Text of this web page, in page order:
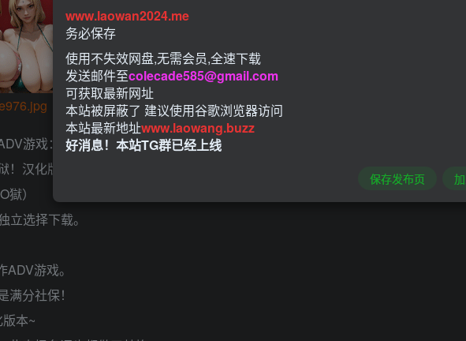
游戏：
汉化版
）
立选择下载。
游戏。
分社保！
本~
www.laowan2024.me
务必保存
使用不失效网盘,无需会员,全速下载
发送邮件至colecade585@gmail.com
可获取最新网址
本站被屏蔽了 建议使用谷歌浏览器访问
本站最新地址www.laowang.buzz
好消息！本站TG群已经上线
保存发布页